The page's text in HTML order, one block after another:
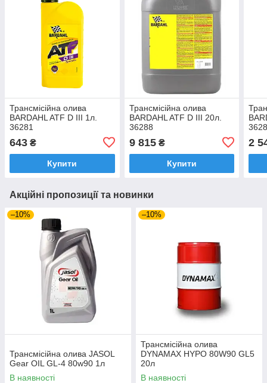
Трансмісійна олива
BARDAHL ATF D III 1л.
36281
643 ₴
Купити
Трансмісійна олива
BARDAHL ATF D III 20л.
36288
9 815₴
Купити
2
Акційні пропозиції та новинки
–10%
Трансмісійна олива JASOL
Gear OIL GL-4 80w90 1л
В наявності
–10%
Трансмісійна олива
DYNAMAX HYPO 80W90 GL5
20л
В наявності